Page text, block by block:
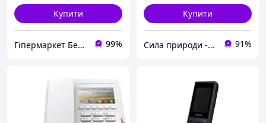
Купити
Гіпермаркет Безпеки Bezpeka-SHOP 99%
Купити
Сила природи - Здорова Родина 91%